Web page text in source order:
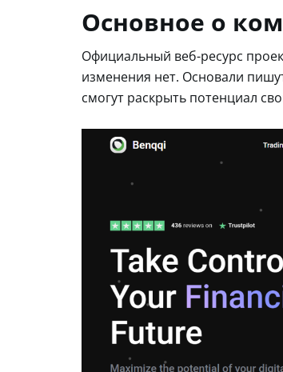
Основное о
Официальный веб-ресурс
изменения нет. Основали
смогут раскрыть потенциал